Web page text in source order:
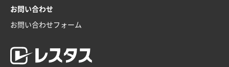
兵庫県のお客様
2025年12月02日 23:00
ロゴが入れられること
お問い合わせ
お問い合わせフォーム